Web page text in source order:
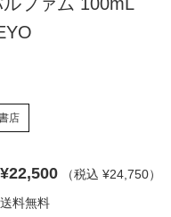
店
¥22,500 （税込 ¥24,750）
送料無料